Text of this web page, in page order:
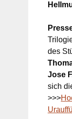
des
Jose
sich
>>>